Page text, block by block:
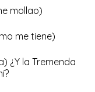
mollao)
me tiene)
¿Y la Tremenda